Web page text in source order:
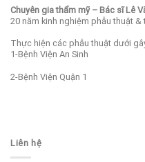
Chuyên gia thẩm mỹ – Bác sĩ Lê
20 năm kinh nghiệm phẫu thuật &
Thực hiện các phẫu thuật dưới
1-Bệnh Viện An Sinh
2-Bệnh Viện Quận 1
Liên hệ